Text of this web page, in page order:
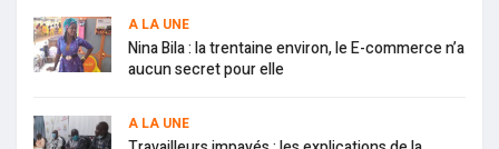
A LA UNE
Nina Bila : la trentaine environ, le E-commerce n’a
aucun secret pour elle
A LA UNE